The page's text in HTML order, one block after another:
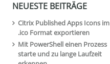
NEUESTE BEITRÄGE
Citrix Published Apps Icons im
.ico Format exportieren
Mit PowerShell einen Prozess
starte und zu lange Laufzeit